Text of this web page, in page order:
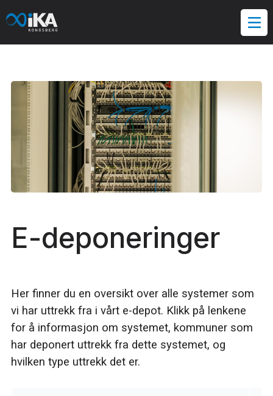
Hopp
til
E-deponeringer
Her finner du en oversikt over alle systemer som
vi har uttrekk fra i vårt e-depot. Klikk på lenkene
for å informasjon om systemet, kommuner som
har deponert uttrekk fra dette systemet, og
hvilken type uttrekk det er.